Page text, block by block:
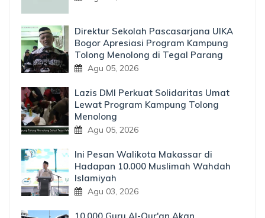
Direktur Sekolah Pascasarjana UIKA
Bogor Apresiasi Program Kampung
Tolong Menolong di Tegal Parang
Agu 05, 2026
Lazis DMI Perkuat Solidaritas Umat
Lewat Program Kampung Tolong
Menolong
Agu 05, 2026
Ini Pesan Walikota Makassar di
Hadapan 10.000 Muslimah Wahdah
Islamiyah
Agu 03, 2026